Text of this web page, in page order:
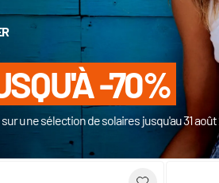
-70%
sur une sélection de solaires jusqu'au 31